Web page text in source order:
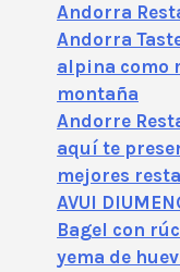
Andorra
Andorra
alpina como
montaña
Andorre
aquí te
mejores
AVUI
Bagel con
yema de